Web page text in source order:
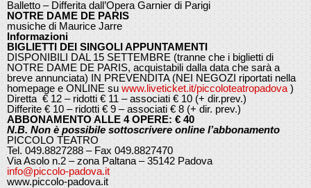
Balletto – Differita dall’Opera Garnier di Parigi
NOTRE DAME DE PARIS
musiche di Maurice Jarre
Informazioni
BIGLIETTI DEI SINGOLI APPUNTAMENTI
DISPONIBILI DAL 15 SETTEMBRE (tranne che i biglietti di
NOTRE DAME DE PARIS, acquistabili dalla data che sarà a
breve annunciata) IN PREVENDITA (NEI NEGOZI riportati nella
homepage e ONLINE su www.liveticket.it/piccoloteatropadova )
Diretta € 12 – ridotti € 11 – associati € 10 (+ dir.prev.)
Differite € 10 – ridotti € 9 – associati € 8 (+ dir. prev.)
ABBONAMENTO ALLE 4 OPERE: € 40
N.B. Non è possibile sottoscrivere online l’abbonamento
PICCOLO TEATRO
Tel. 049.8827288 – Fax 049.8827470
Via Asolo n.2 – zona Paltana – 35142 Padova
info@piccolo-padova.it
www.piccolo-padova.it